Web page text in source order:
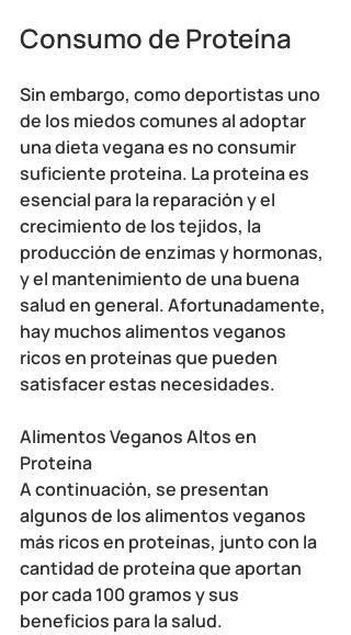
Consumo de Proteína
Sin embargo, como deportistas uno
de los miedos comunes al adoptar
una dieta vegana es no consumir
suficiente proteína. La proteína es
esencial para la reparación y el
crecimiento de los tejidos, la
producción de enzimas y hormonas,
y el mantenimiento de una buena
salud en general. Afortunadamente,
hay muchos alimentos veganos
ricos en proteínas que pueden
satisfacer estas necesidades.
Alimentos Veganos Altos en
Proteína
A continuación, se presentan
algunos de los alimentos veganos
más ricos en proteínas, junto con la
cantidad de proteína que aportan
por cada 100 gramos y sus
beneficios para la salud.